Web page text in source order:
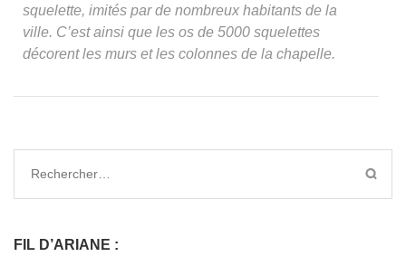
squelette, imités par de nombreux habitants de la
ville. C’est ainsi que les os de 5000 squelettes
décorent les murs et les colonnes de la chapelle.
FIL D’ARIANE :